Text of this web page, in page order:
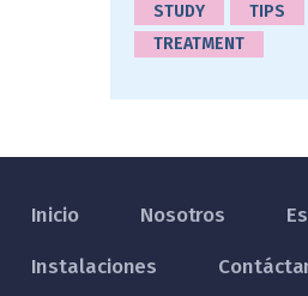
STUDY
TIPS
TREATMENT
Inicio Nosotros
Instalaciones